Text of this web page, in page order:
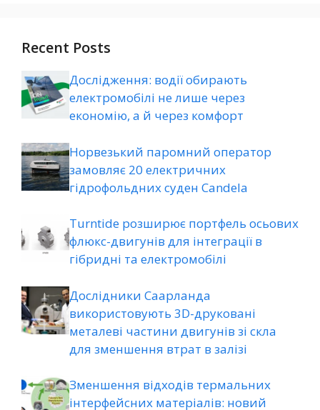
Recent Posts
Дослідження: водії обирають
електромобілі не лише через
економію, а й через комфорт
Норвезький паромний оператор
замовляє 20 електричних
гідрофольдних суден Candela
Turntide розширює портфель осьових
флюкс-двигунів для інтеграції в
гібридні та електромобілі
Дослідники Саарланда
використовують 3D-друковані
металеві частини двигунів зі скла
для зменшення втрат в залізі
Зменшення відходів термальних
інтерфейсних матеріалів: новий